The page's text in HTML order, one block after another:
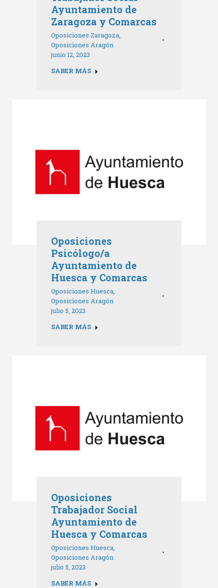
Ayuntamiento de
Zaragoza y Comarcas
Oposiciones Zaragoza,
Oposiciones Aragón
junio 12, 2023
SABER MÁS
Oposiciones
Psicólogo/a
Ayuntamiento de
Huesca y Comarcas
Oposiciones Huesca,
Oposiciones Aragón
julio 5, 2023
SABER MÁS
Oposiciones
Trabajador Social
Ayuntamiento de
Huesca y Comarcas
Oposiciones Huesca,
Oposiciones Aragón
julio 5, 2023
SABER MÁS